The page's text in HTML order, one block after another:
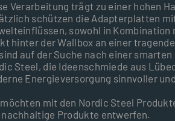
Verarbeitung trägt zu einer hohen
schützen die Adapterplatten
sowohl in
hinter der Wallbox an einer
auf der Suche nach einer
Steel, die Ideenschmiede aus
Energieversorgung sinnvoller
mit den Nordic Steel
nachhaltige Produkte entwerfen.